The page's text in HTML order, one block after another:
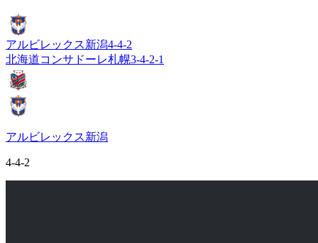
アルビレックス新潟4-4-2
北海道コンサドーレ札幌3-4-2-1
アルビレックス新潟
4-4-2